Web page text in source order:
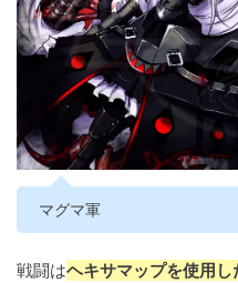
マグマ軍
戦闘はヘキサマップを使用